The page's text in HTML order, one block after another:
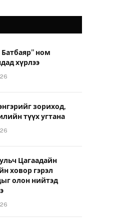
ном
хүрлээ
зориход,
түүх угтана
Цагаадайн
ховор гэрэл
олон нийтэд